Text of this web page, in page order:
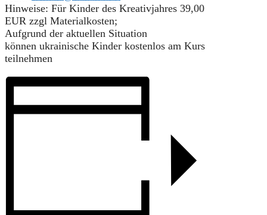
Hinweise: Für Kinder des Kreativjahres 39,00
EUR zzgl Materialkosten;
Aufgrund der aktuellen Situation
können ukrainische Kinder kostenlos am Kurs
teilnehmen